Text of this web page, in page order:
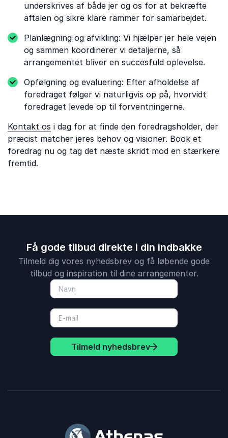
underskrives af både jer og os for at bekræfte
aftalen og sikre klare rammer for samarbejdet.
Planlægning og afvikling: Vi hjælper jer hele vejen
og sammen koordinerer vi detaljerne, så
arrangementet bliver en succesfuld oplevelse.
Opfølgning og evaluering: Efter afholdelse af
foredraget følger vi naturligvis op på, hvorvidt
foredraget levede op til forventningerne.
Kontakt os i dag for at finde den foredragsholder, der
præcist matcher jeres behov og visioner. Book et
foredrag nu og tag det næste skridt mod en stærkere
fremtid.
Få gode tilbud direkte i din indbakke
Tilmeld dig vores nyhedsbrev og få løbende gode
tilbud og inspiration til dine arrangementer.
Tilmeld nyhedsbrev